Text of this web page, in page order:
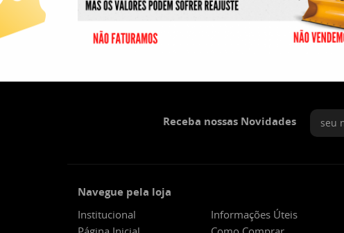
Receba nossas Novidades
Navegue pela loja
Institucional
Informações Úteis